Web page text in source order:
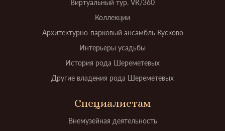
Виртуальный тур. VR/360
Коллекции
Архитектурно-парковый ансамбль Кусково
Интерьеры усадьбы
История рода Шереметевых
Другие владения рода Шереметевых
Специалистам
Внемузейная деятельность